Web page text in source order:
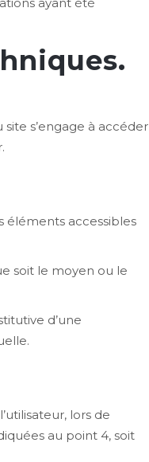
s’engage à accéder
éléments accessibles
soit le moyen ou le
d’une
lors de
au point 4, soit